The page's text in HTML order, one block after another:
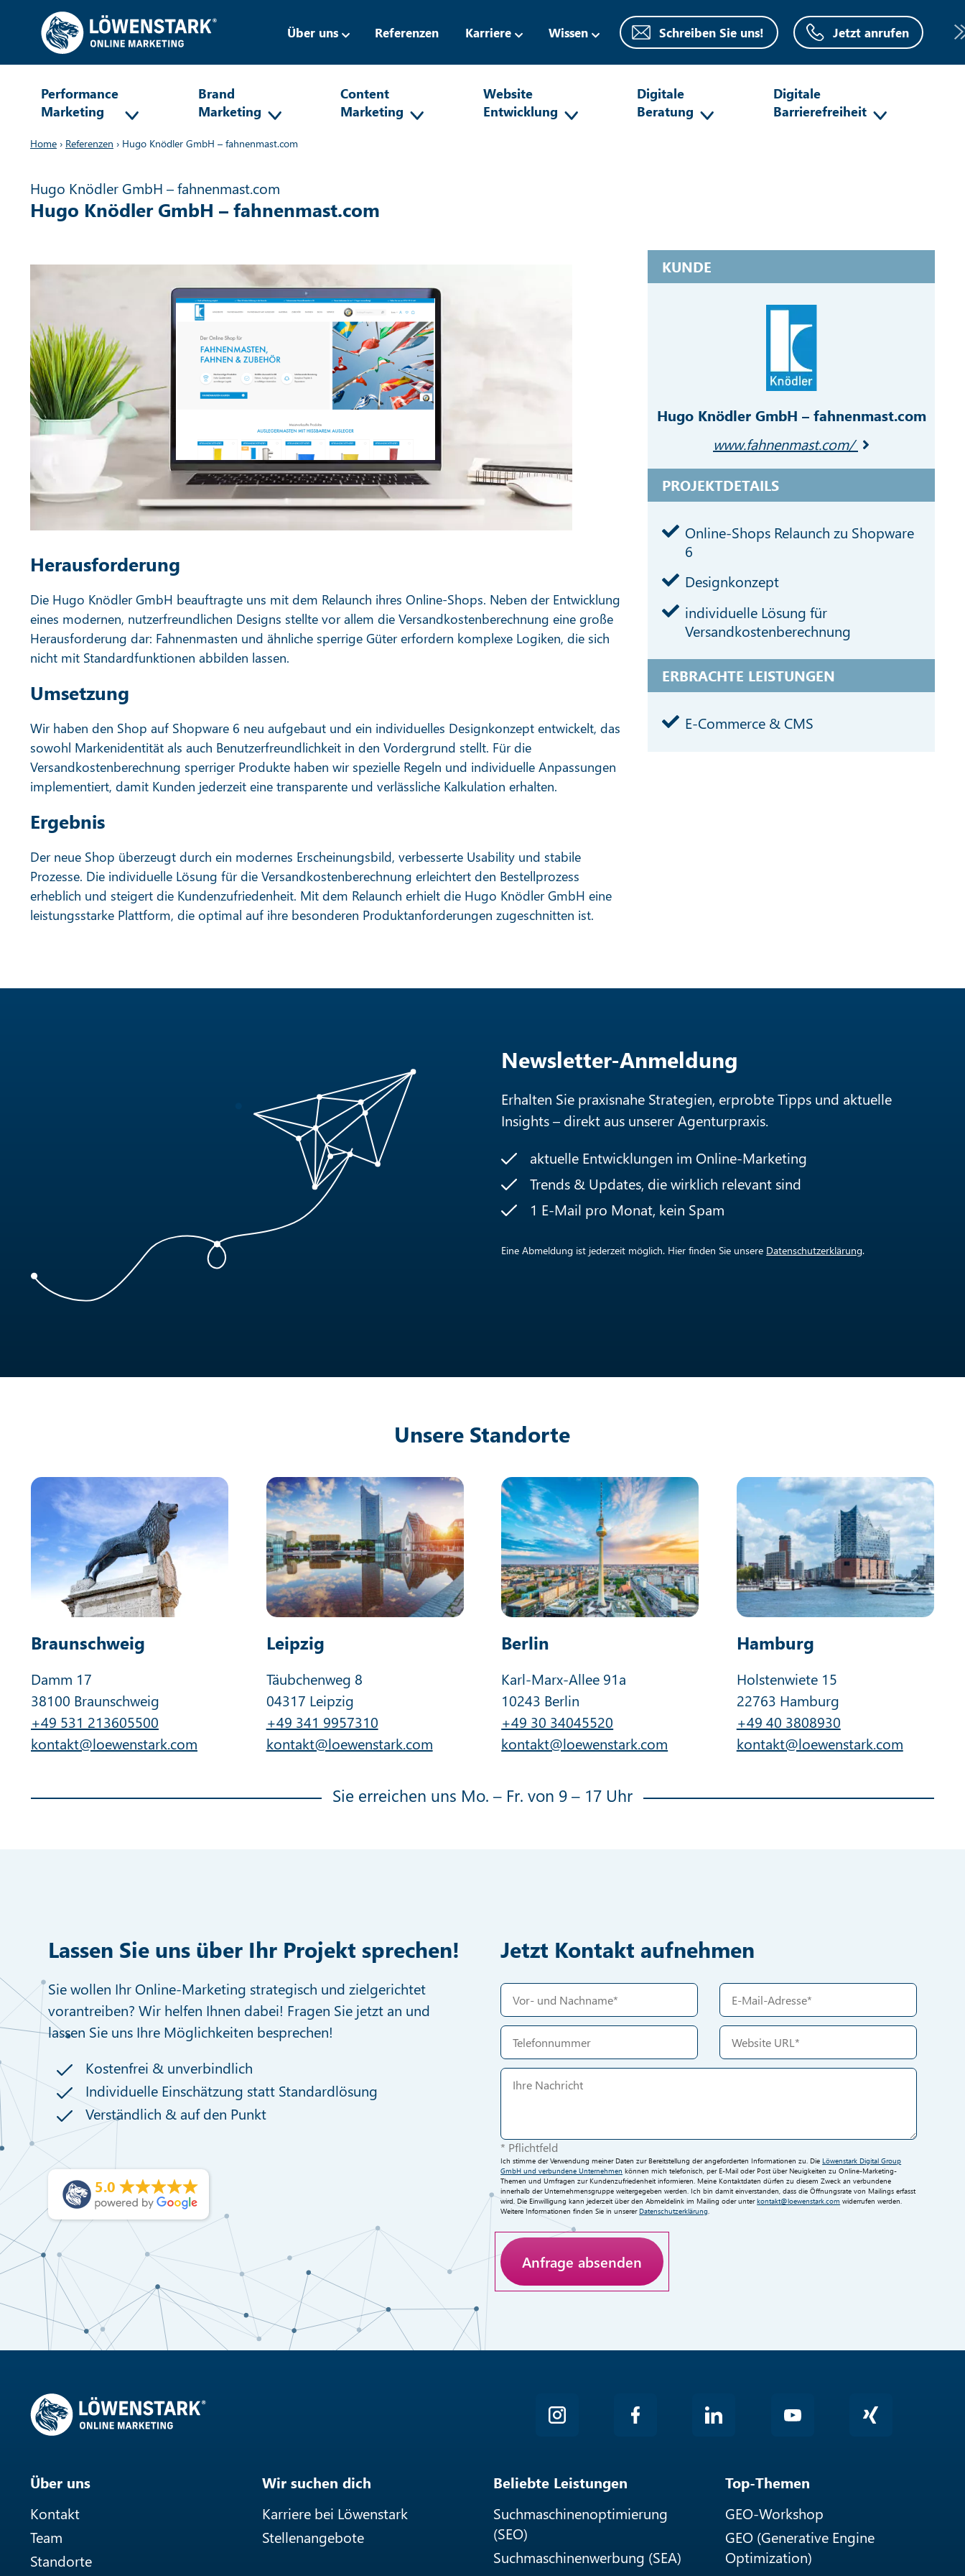
Über uns Referenzen Karriere Wissen Schreiben Sie uns! Jetzt anrufen
Performance
Marketing
Brand
Marketing
Content
Marketing
Website
Entwicklung
Digitale
Beratung
Digitale
Barrierefreiheit
Home › Referenzen › Hugo Knödler GmbH – fahnenmast.com
Hugo Knödler GmbH – fahnenmast.com
Hugo Knödler GmbH – fahnenmast.com
Herausforderung
Die Hugo Knödler GmbH beauftragte uns mit dem Relaunch ihres Online-Shops. Neben der Entwicklung
eines modernen, nutzerfreundlichen Designs stellte vor allem die Versandkostenberechnung eine große
Herausforderung dar: Fahnenmasten und ähnliche sperrige Güter erfordern komplexe Logiken, die sich
nicht mit Standardfunktionen abbilden lassen.
Umsetzung
Wir haben den Shop auf Shopware 6 neu aufgebaut und ein individuelles Designkonzept entwickelt, das
sowohl Markenidentität als auch Benutzerfreundlichkeit in den Vordergrund stellt. Für die
Versandkostenberechnung sperriger Produkte haben wir spezielle Regeln und individuelle Anpassungen
implementiert, damit Kunden jederzeit eine transparente und verlässliche Kalkulation erhalten.
Ergebnis
Der neue Shop überzeugt durch ein modernes Erscheinungsbild, verbesserte Usability und stabile
Prozesse. Die individuelle Lösung für die Versandkostenberechnung erleichtert den Bestellprozess
erheblich und steigert die Kundenzufriedenheit. Mit dem Relaunch erhielt die Hugo Knödler GmbH eine
leistungsstarke Plattform, die optimal auf ihre besonderen Produktanforderungen zugeschnitten ist.
KUNDE
Hugo Knödler GmbH – fahnenmast.com
www.fahnenmast.com/
PROJEKTDETAILS
Online-Shops Relaunch zu Shopware
6
Designkonzept
individuelle Lösung für
Versandkostenberechnung
ERBRACHTE LEISTUNGEN
E-Commerce & CMS
Newsletter-Anmeldung
Erhalten Sie praxisnahe Strategien, erprobte Tipps und aktuelle
Insights – direkt aus unserer Agenturpraxis.
aktuelle Entwicklungen im Online-Marketing
Trends & Updates, die wirklich relevant sind
1 E-Mail pro Monat, kein Spam
Eine Abmeldung ist jederzeit möglich. Hier finden Sie unsere Datenschutzerklärung.
Unsere Standorte
Braunschweig
Damm 17
38100 Braunschweig
+49 531 213605500
kontakt@loewenstark.com
Leipzig
Täubchenweg 8
04317 Leipzig
+49 341 9957310
kontakt@loewenstark.com
Berlin
Karl-Marx-Allee 91a
10243 Berlin
+49 30 34045520
kontakt@loewenstark.com
Hamburg
Holstenwiete 15
22763 Hamburg
+49 40 3808930
kontakt@loewenstark.com
Sie erreichen uns Mo. – Fr. von 9 – 17 Uhr
Lassen Sie uns über Ihr Projekt sprechen!
Sie wollen Ihr Online-Marketing strategisch und zielgerichtet
vorantreiben? Wir helfen Ihnen dabei! Fragen Sie jetzt an und
lassen Sie uns Ihre Möglichkeiten besprechen!
Kostenfrei & unverbindlich
Individuelle Einschätzung statt Standardlösung
Verständlich & auf den Punkt
5.0
Jetzt Kontakt aufnehmen
* Pflichtfeld
Ich stimme der Verwendung meiner Daten zur Bereitstellung der angeforderten Informationen zu. Die Löwenstark Digital Group
GmbH und verbundene Unternehmen können mich telefonisch, per E-Mail oder Post über Neuigkeiten zu Online-Marketing-
Themen und Umfragen zur Kundenzufriedenheit informieren. Meine Kontaktdaten dürfen zu diesem Zweck an verbundene
innerhalb der Unternehmensgruppe weitergegeben werden. Ich bin damit einverstanden, dass die Öffnungsrate von Mailings erfasst
wird. Die Einwilligung kann jederzeit über den Abmeldelink im Mailing oder unterkontakt@loewenstark.com widerrufen werden.
Weitere Informationen finden Sie in unserer Datenschutzerklärung
Über uns
Kontakt
Team
Standorte
Wir suchen dich
Karriere bei Löwenstark
Stellenangebote
Beliebte Leistungen
Suchmaschinenoptimierung
(SEO)
Suchmaschinenwerbung (SEA)
Top-Themen
GEO-Workshop
GEO (Generative Engine
Optimization)